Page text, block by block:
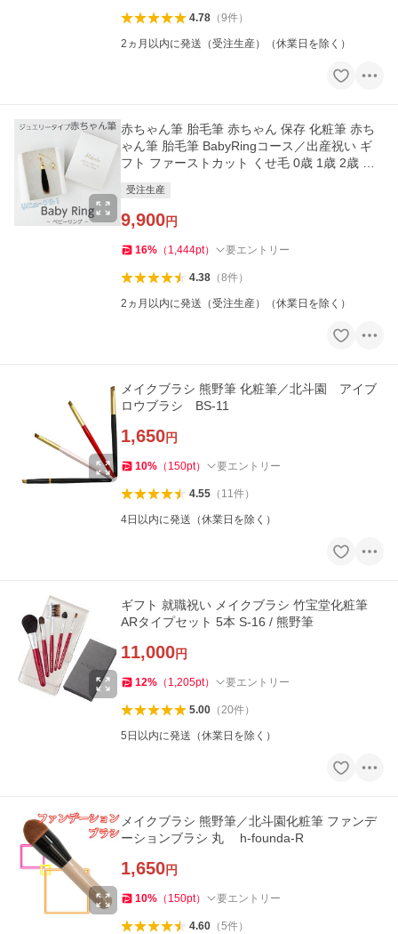
4.78（9件）
2ヵ月以内に発送（受注生産）（休業日を除く）
赤ちゃん筆 胎毛筆 赤ちゃん 保存 化粧筆 赤ち
ゃん筆 胎毛筆 BabyRingコース／出産祝い ギ
フト ファーストカット くせ毛 0歳 1歳 2歳 誕
受注生産
9,900円
16% （ 1,444pt） 要エントリー
4.38（8件）
2ヵ月以内に発送（受注生産）（休業日を除く）
メイクブラシ 熊野筆 化粧筆／北斗園 アイブ
ロウブラシ BS-11
1,650円
10% （ 150pt） 要エントリー
4.55（ 11件）
4日以内に発送（休業日を除く）
ギフト 就職祝い メイクブラシ 竹宝堂化粧筆
ARタイプセット 5本 S-16 / 熊野筆
11,000円
12% （ 1,205pt） 要エントリー
5.00（20件）
5日以内に発送（休業日を除く）
メイクブラシ 熊野筆／北斗園化粧筆 ファンデ
ーションブラシ 丸 h-founda-R
1,650円
10% （ 150pt） 要エントリー
4.60（5件）